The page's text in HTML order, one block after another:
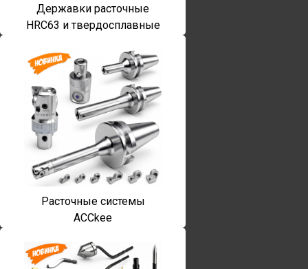
Державки расточные
HRC63 и твердосплавные
Расточные системы
ACCkee